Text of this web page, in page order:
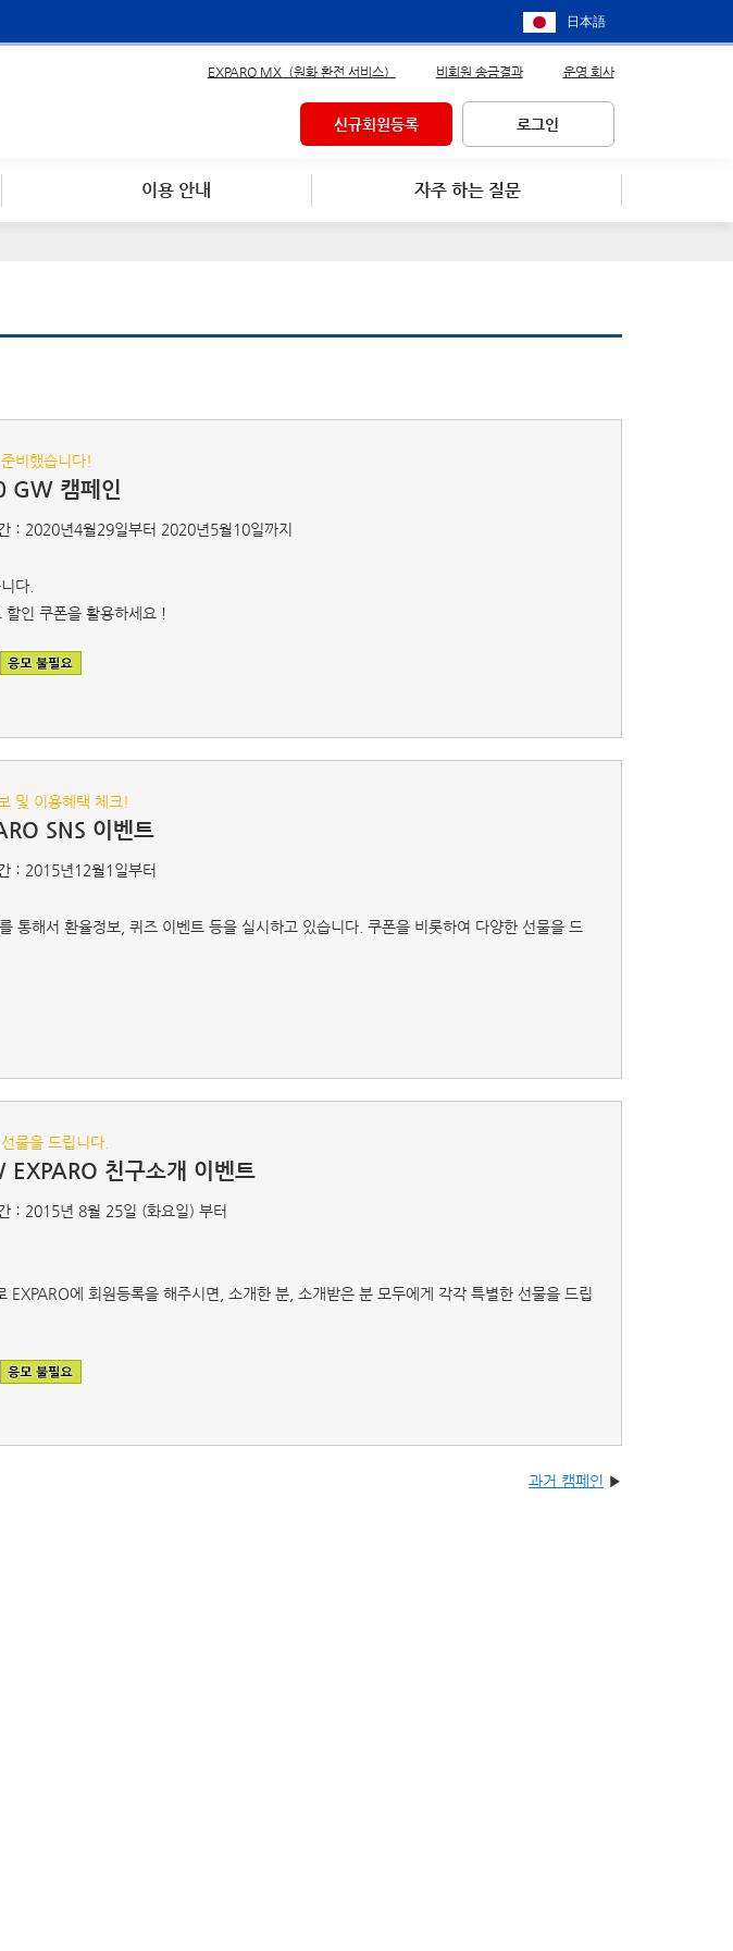
日本語
EXPARO MX（원화 환전 서비스） 비회원 송금결과 운영 회사
신규회원등록 로그인
이용 안내 자주 하는 질문
비했습니다!
GW 캠페인
：2020년4월29일부터 2020년5월10일까지
다.
인 쿠폰을 활용하세요！
및 이용혜택 체크!
SNS 이벤트
：2015년12월1일부터
해서 환율정보, 퀴즈 이벤트 등을 실시하고 있습니다. 쿠폰을 비롯하여 다양한 선물을 드
물을 드립니다.
EXPARO 친구소개 이벤트
：2015년 8월 25일 (화요일) 부터
EXPARO에 회원등록을 해주시면, 소개한 분, 소개받은 분 모두에게 각각 특별한 선물을 드립
과거 캠페인 ▶